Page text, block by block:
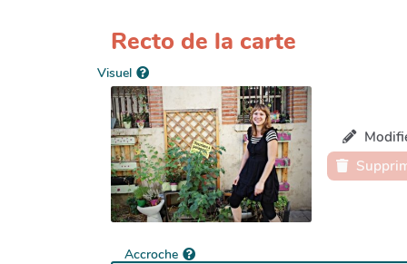
Recto de la carte
Visuel
Accroche